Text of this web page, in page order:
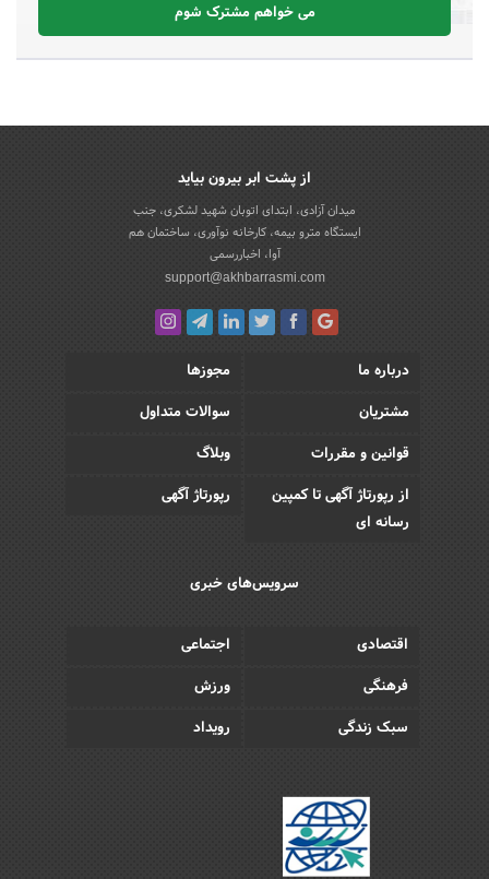
می خواهم مشترک شوم
از پشت ابر بیرون بیاید
میدان آزادی، ابتدای اتوبان شهید لشکری، جنب
ایستگاه مترو بیمه، کارخانه نوآوری، ساختمان هم
آوا، اخباررسمی
support@akhbarrasmi.com
درباره ما
مجوزها
مشتریان
سوالات متداول
قوانین و مقررات
وبلاگ
از رپورتاژ آگهی تا کمپین
رسانه ای
رپورتاژ آگهی
سرویس‌های خبری
اقتصادی
اجتماعی
فرهنگی
ورزش
سبک زندگی
رویداد